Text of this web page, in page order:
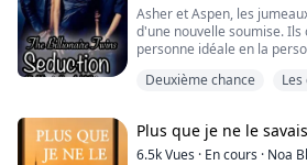
Asher et Aspen, les
d'une nouvelle soumise.
personne idéale en la
en étant trop directs, ils
Deuxième chance
Plus que je ne le savais
6.5kVues · En cours · Noa